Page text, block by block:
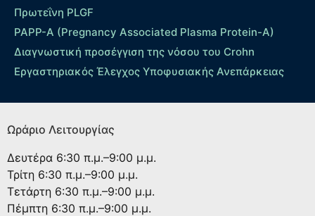
Πρωτεΐνη PLGF
PAPP-A (Pregnancy Associated Plasma Protein-A)
Διαγνωστική προσέγγιση της νόσου του Crohn
Εργαστηριακός Έλεγχος Υποφυσιακής Ανεπάρκειας
Ωράριο Λειτουργίας
Δευτέρα 6:30 π.μ.–9:00 μ.μ.
Τρίτη 6:30 π.μ.–9:00 μ.μ.
Τετάρτη 6:30 π.μ.–9:00 μ.μ.
Πέμπτη 6:30 π.μ.–9:00 μ.μ.